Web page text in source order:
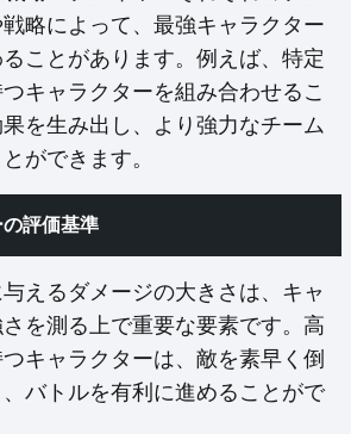
略によって、最強キャラクター
ことがあります。例えば、特定
キャラクターを組み合わせるこ
を生み出し、より強力なチーム
ができます。
評価基準
与えるダメージの大きさは、キャ
を測る上で重要な要素です。高
キャラクターは、敵を素早く倒
バトルを有利に進めることがで